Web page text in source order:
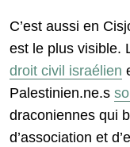
C’est aussi en
est le plus visible.
droit civil israélien
Palestinien.ne.s
draconiennes qui
d’association et